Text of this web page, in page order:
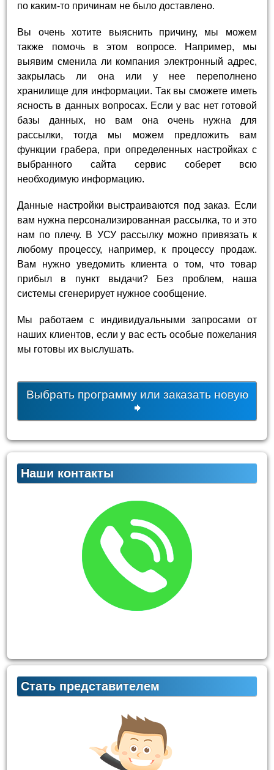
по каким-то причинам не было доставлено.
Вы очень хотите выяснить причину, мы можем
также помочь в этом вопросе. Например, мы
выявим сменила ли компания электронный адрес,
закрылась ли она или у нее переполнено
хранилище для информации. Так вы сможете иметь
ясность в данных вопросах. Если у вас нет готовой
базы данных, но вам она очень нужна для
рассылки, тогда мы можем предложить вам
функции грабера, при определенных настройках с
выбранного сайта сервис соберет всю
необходимую информацию.
Данные настройки выстраиваются под заказ. Если
вам нужна персонализированная рассылка, то и это
нам по плечу. В УСУ рассылку можно привязать к
любому процессу, например, к процессу продаж.
Вам нужно уведомить клиента о том, что товар
прибыл в пункт выдачи? Без проблем, наша
системы сгенерирует нужное сообщение.
Мы работаем с индивидуальными запросами от
наших клиентов, если у вас есть особые пожелания
мы готовы их выслушать.
Выбрать программу или заказать новую
Наши контакты
Стать представителем